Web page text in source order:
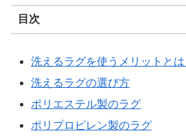
目次
洗えるラグを使うメリットとは
洗えるラグの選び方
ポリエステル製のラグ
ポリプロピレン製のラグ